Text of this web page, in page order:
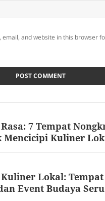
email, and website in this browser
7 Tempat
Mencicipi Kuliner
Lokal: Tempat
Event Budaya